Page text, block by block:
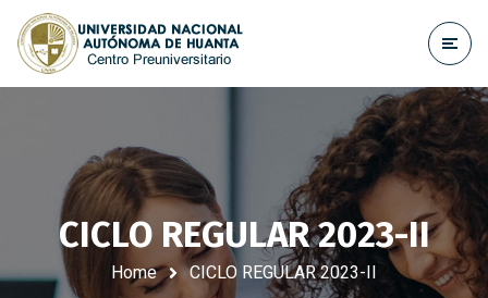
CICLO REGULAR 2023-II
Home CICLO REGULAR 2023-II